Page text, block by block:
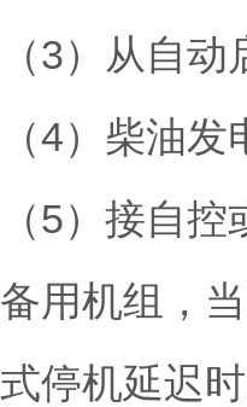
（3）从自
（4）柴油
（5）接自
备用机组，
式停机延迟